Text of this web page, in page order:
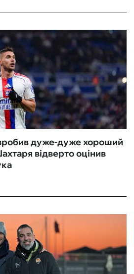
дуже-дуже хороший
відверто оцінив